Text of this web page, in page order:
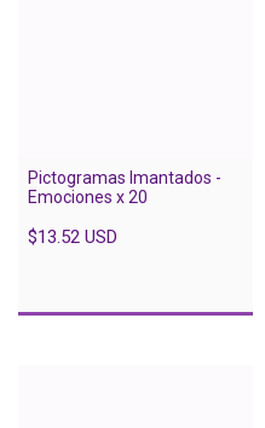
Pictogramas Imantados -
Emociones x 20
$13.52 USD